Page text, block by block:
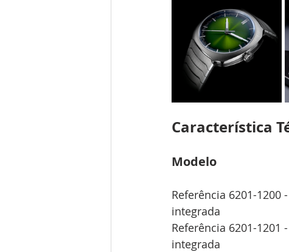
Característica
Modelo
Referência 6201-
integrada
Referência 6201-
integrada